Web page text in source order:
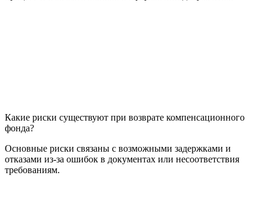
Какие риски существуют при возврате компенсационного
фонда?
Основные риски связаны с возможными задержками и
отказами из-за ошибок в документах или несоответствия
требованиям.